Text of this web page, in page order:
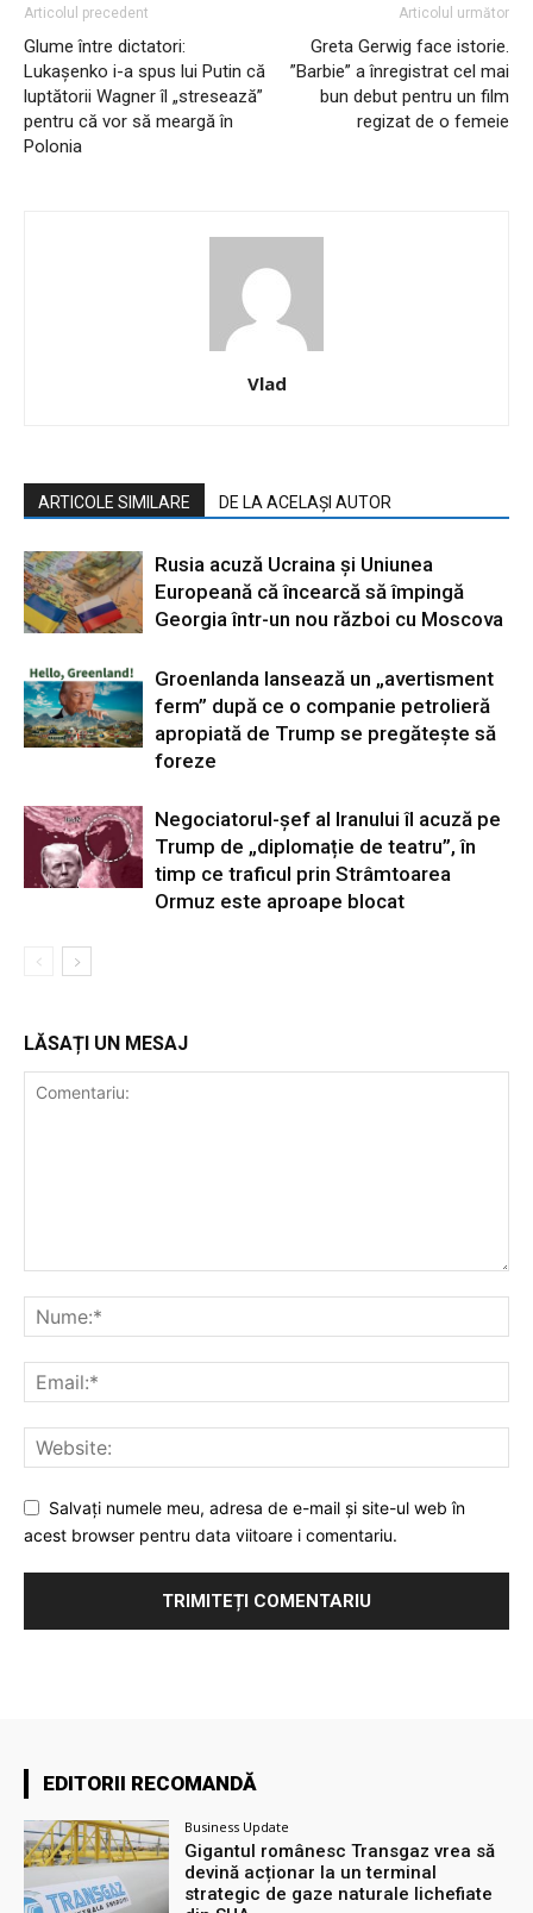
Articolul precedent
Glume între dictatori:
Lukaşenko i-a spus lui Putin că
luptătorii Wagner îl „stresează”
pentru că vor să meargă în
Polonia
Articolul următor
Greta Gerwig face istorie.
”Barbie” a înregistrat cel mai
bun debut pentru un film
regizat de o femeie
Vlad
ARTICOLE SIMILARE DE LA ACELAȘI AUTOR
Rusia acuză Ucraina și Uniunea
Europeană că încearcă să împingă
Georgia într-un nou război cu Moscova
Groenlanda lansează un „avertisment
ferm” după ce o companie petrolieră
apropiată de Trump se pregătește să
foreze
Negociatorul-șef al Iranului îl acuză pe
Trump de „diplomație de teatru”, în
timp ce traficul prin Strâmtoarea
Ormuz este aproape blocat
LĂSAȚI UN MESAJ
Salvați numele meu, adresa de e-mail și site-ul web în
acest browser pentru data viitoare i comentariu.
EDITORII RECOMANDĂ
Business Update
Gigantul românesc Transgaz vrea să
devină acționar la un terminal
strategic de gaze naturale lichefiate